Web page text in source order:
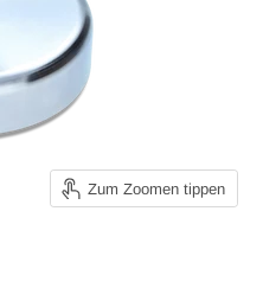
Zum Zoomen tippen